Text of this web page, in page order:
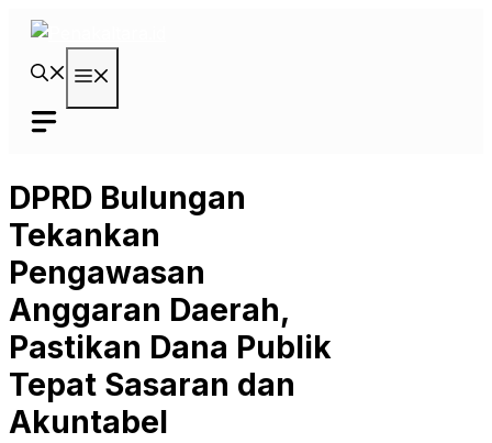
Langsung
DPRD Bulungan
Tekankan
Pengawasan
Anggaran Daerah,
Pastikan Dana Publik
Tepat Sasaran dan
Akuntabel